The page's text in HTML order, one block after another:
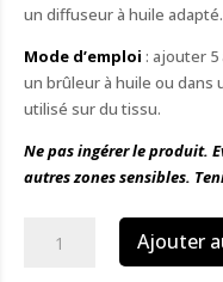
un diffuseur à huile adapté.
Mode d’emploi : ajouter 5
un brûleur à huile ou dans
utilisé sur du tissu.
Ne pas ingérer le produit.
autres zones sensibles.
Ajouter